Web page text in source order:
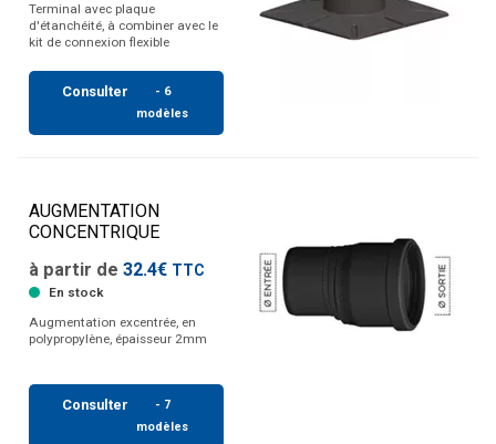
Terminal avec plaque
d'étanchéité, à combiner avec le
kit de connexion flexible
Consulter
- 6
modèles
AUGMENTATION
CONCENTRIQUE
à partir de 32.4€ TTC
En stock
Augmentation excentrée, en
polypropylène, épaisseur 2mm
Consulter
- 7
modèles